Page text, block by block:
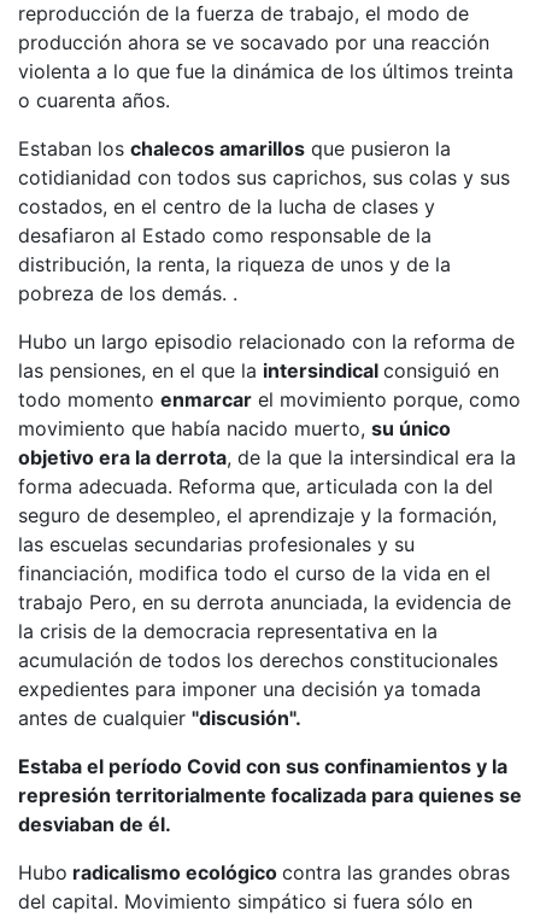
reproducción de la fuerza de trabajo, el modo de
producción ahora se ve socavado por una reacción
violenta a lo que fue la dinámica de los últimos treinta
o cuarenta años.
Estaban los chalecos amarillos que pusieron la
cotidianidad con todos sus caprichos, sus colas y sus
costados, en el centro de la lucha de clases y
desafiaron al Estado como responsable de la
distribución, la renta, la riqueza de unos y de la
pobreza de los demás. .
Hubo un largo episodio relacionado con la reforma de
las pensiones, en el que la intersindical consiguió en
todo momento enmarcar el movimiento porque, como
movimiento que había nacido muerto, su único
objetivo era la derrota, de la que la intersindical era la
forma adecuada. Reforma que, articulada con la del
seguro de desempleo, el aprendizaje y la formación,
las escuelas secundarias profesionales y su
financiación, modifica todo el curso de la vida en el
trabajo Pero, en su derrota anunciada, la evidencia de
la crisis de la democracia representativa en la
acumulación de todos los derechos constitucionales
expedientes para imponer una decisión ya tomada
antes de cualquier "discusión".
Estaba el período Covid con sus confinamientos y la
represión territorialmente focalizada para quienes se
desviaban de él.
Hubo radicalismo ecológico contra las grandes obras
del capital. Movimiento simpático si fuera sólo en